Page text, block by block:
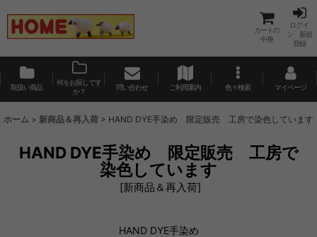
カートの
中身
ログイ
ン 新規
登録
取扱い商品
何をお探しです
か？
問い合わせ ご利用案内 色々検索 マイページ
ホーム > 新商品＆再入荷 > HAND DYE手染め 限定販売 工房で染色しています
HAND DYE手染め 限定販売 工房で
染色しています
[新商品＆再入荷]
HAND DYE手染め